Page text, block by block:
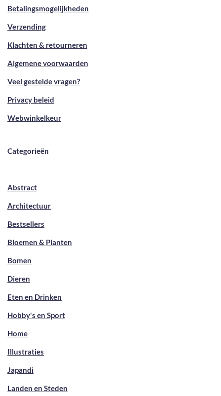
Betalingsmogelijkheden
Verzending
Klachten & retourneren
Algemene voorwaarden
Veel gestelde vragen?
Privacy beleid
Webwinkelkeur
Categorieën
Abstract
Architectuur
Bestsellers
Bloemen & Planten
Bomen
Dieren
Eten en Drinken
Hobby's en Sport
Home
Illustraties
Japandi
Landen en Steden